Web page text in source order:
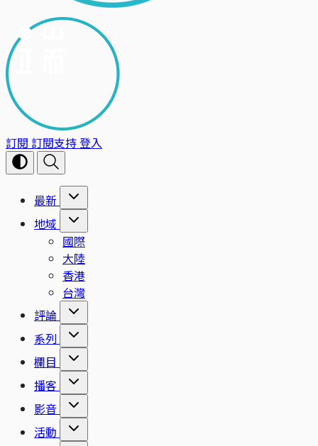
訂閱 訂閱支持登入
最新
地域
國際
大陸
香港
台灣
評論
系列
欄目
播客
影音
活動